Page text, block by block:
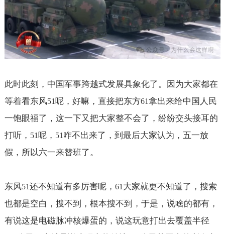
此时此刻，中国军事跨越式发展具象化了。因为大家都在
等着看东风51呢，好嘛，直接把东方61拿出来给中国人民
一饱眼福了，这一下又把大家整不会了，纷纷交头接耳的
打听， 51呢， 51 咋不出来了，到最后大家认为，五一放
假，所以六一来替班了。
东风51还不知道有多厉害呢， 61 大家就更不知道了，搜索
也都是空白，搜不到，根本搜不到，于是，说啥的都有，
有说这是电磁脉冲核爆蛋的，说这玩意打出去覆盖半径